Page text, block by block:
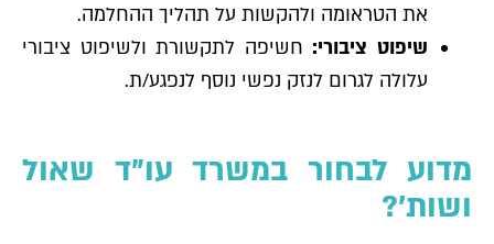
את הטראומה ולהקשות על תהליך ההחלמה.
שיפוט ציבורי: חשיפה לתקשורת ולשיפוט ציבורי
עלולה לגרום לנזק נפשי נוסף לנפגע/ת.
מדוע לבחור במשרד עו"ד שאול
ושות'?